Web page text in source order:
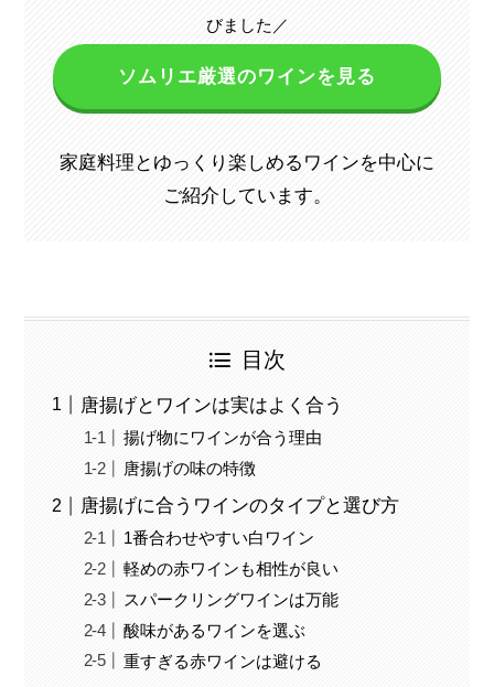
びました／
ソムリエ厳選のワインを見る
家庭料理とゆっくり楽しめるワインを中心に
ご紹介しています。
目次
唐揚げとワインは実はよく合う
揚げ物にワインが合う理由
唐揚げの味の特徴
唐揚げに合うワインのタイプと選び方
1番合わせやすい白ワイン
軽めの赤ワインも相性が良い
スパークリングワインは万能
酸味があるワインを選ぶ
重すぎる赤ワインは避ける